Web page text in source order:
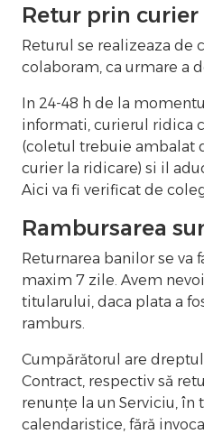
Retur prin curier
Returul se realizeaza de
colaboram, ca urmare a
In 24-48 h de la
informati, curierul ridica
(coletul trebuie ambalat
curier la ridicare) si il
Aici va fi verificat de
Rambursarea
Returnarea banilor se va
maxim 7 zile. Avem
titularului, daca plata a
ramburs.
Cumpărătorul are
Contract, respectiv să
renunțe la un Serviciu, în
calendaristice, fără